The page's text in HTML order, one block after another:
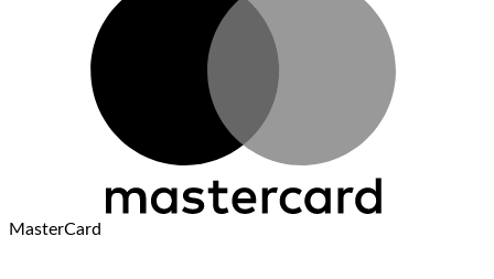
MasterCard